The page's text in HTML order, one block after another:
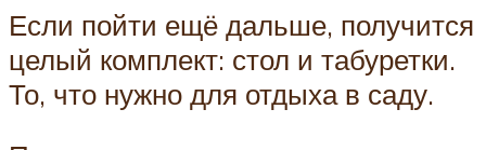
Если пойти ещё дальше, получится
целый комплект: стол и табуретки.
То, что нужно для отдыха в саду.